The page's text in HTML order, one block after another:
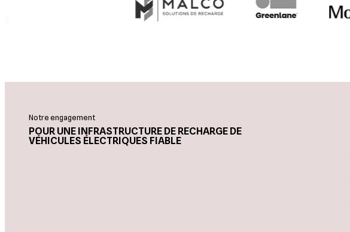
Notre engagement
POUR UNE INFRASTRUCTURE DE RECHARGE DE
VÉHICULES ÉLECTRIQUES FIABLE